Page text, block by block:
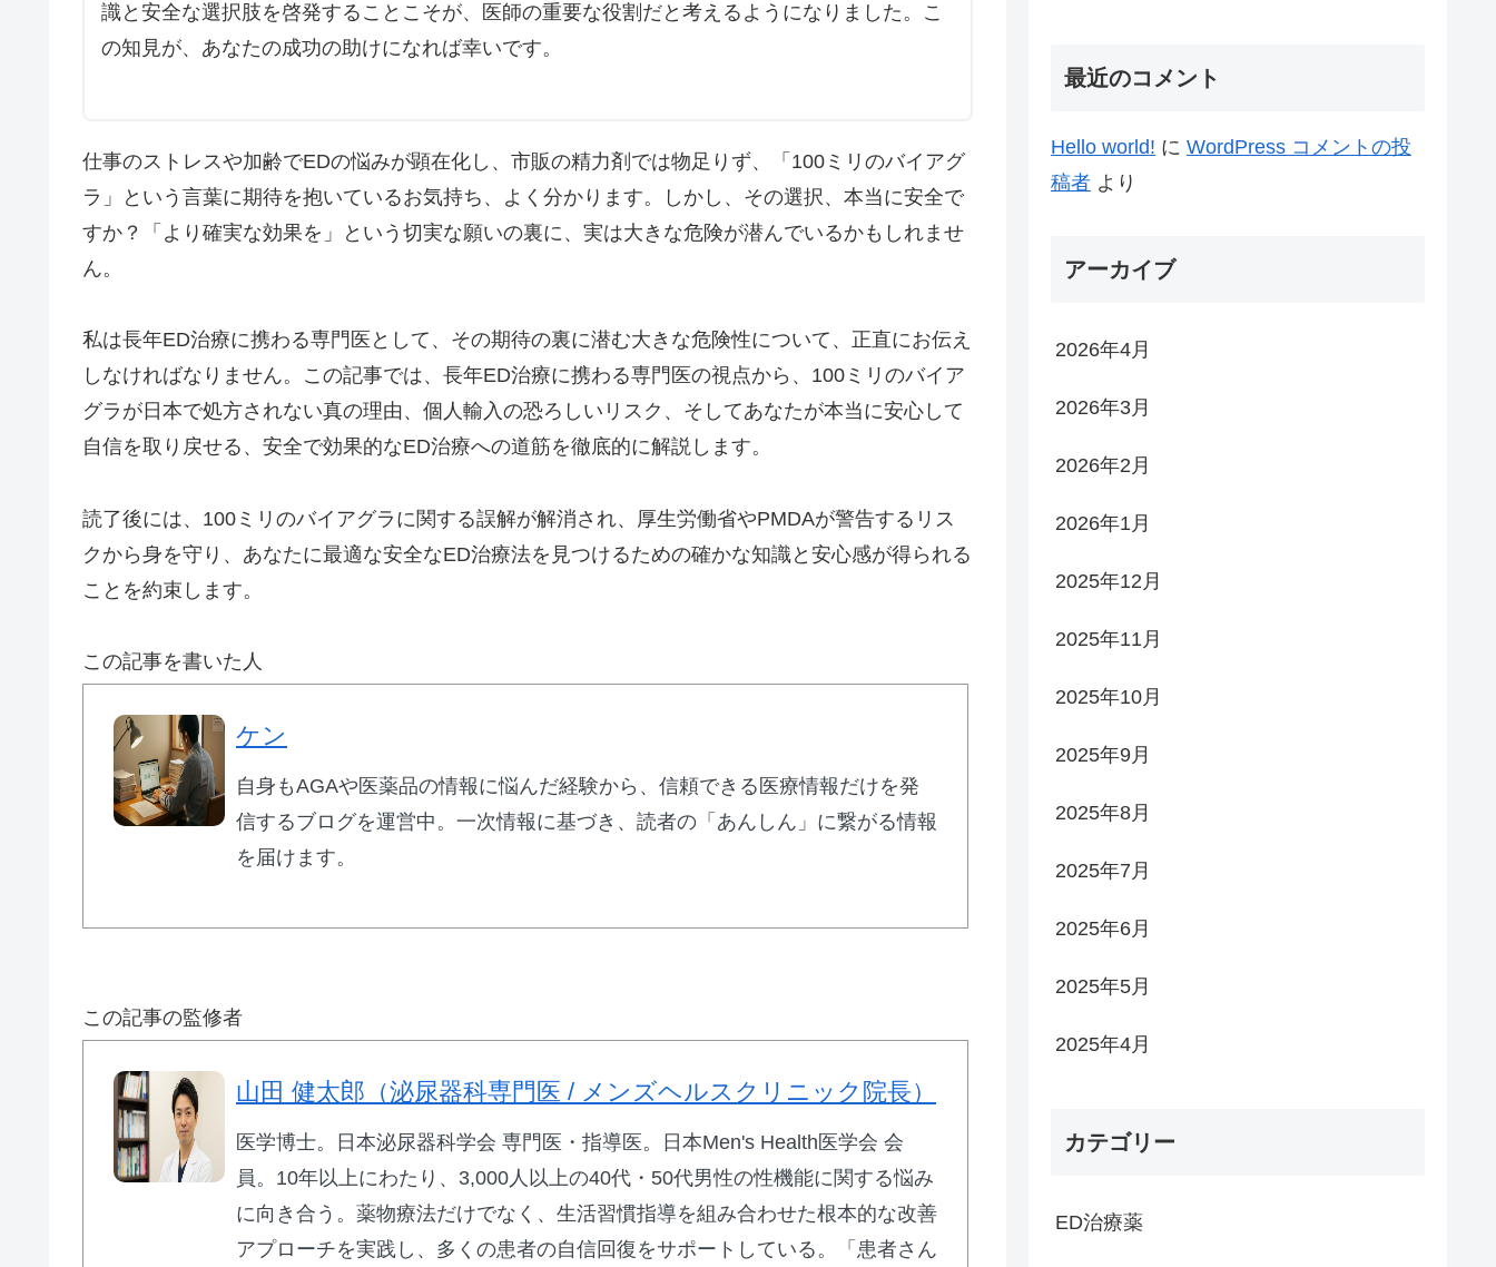
識と安全な選択肢を啓発することこそが、医師の重要な役割だと考えるようになりました。こ
の知見が、あなたの成功の助けになれば幸いです。
仕事のストレスや加齢でEDの悩みが顕在化し、市販の精力剤では物足りず、「100ミリのバイアグ
ラ」という言葉に期待を抱いているお気持ち、よく分かります。しかし、その選択、本当に安全で
すか？「より確実な効果を」という切実な願いの裏に、実は大きな危険が潜んでいるかもしれませ
ん。
私は長年ED治療に携わる専門医として、その期待の裏に潜む大きな危険性について、正直にお伝え
しなければなりません。この記事では、長年ED治療に携わる専門医の視点から、100ミリのバイア
グラが日本で処方されない真の理由、個人輸入の恐ろしいリスク、そしてあなたが本当に安心して
自信を取り戻せる、安全で効果的なED治療への道筋を徹底的に解説します。
読了後には、100ミリのバイアグラに関する誤解が解消され、厚生労働省やPMDAが警告するリス
クから身を守り、あなたに最適な安全なED治療法を見つけるための確かな知識と安心感が得られる
ことを約束します。
この記事を書いた人
ケン
自身もAGAや医薬品の情報に悩んだ経験から、信頼できる医療情報だけを発
信するブログを運営中。一次情報に基づき、読者の「あんしん」に繋がる情報
を届けます。
この記事の監修者
山田 健太郎（泌尿器科専門医 / メンズヘルスクリニック院長）
医学博士。日本泌尿器科学会 専門医・指導医。日本Men's Health医学会 会
員。10年以上にわたり、3,000人以上の40代・50代男性の性機能に関する悩み
に向き合う。薬物療法だけでなく、生活習慣指導を組み合わせた根本的な改善
アプローチを実践し、多くの患者の自信回復をサポートしている。「患者さん
最近のコメント
Hello world! に WordPress コメントの投
稿者 より
アーカイブ
2026年4月
2026年3月
2026年2月
2026年1月
2025年12月
2025年11月
2025年10月
2025年9月
2025年8月
2025年7月
2025年6月
2025年5月
2025年4月
カテゴリー
ED治療薬